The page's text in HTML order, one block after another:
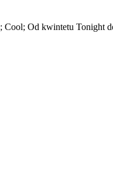
Od kwintetu Tonight